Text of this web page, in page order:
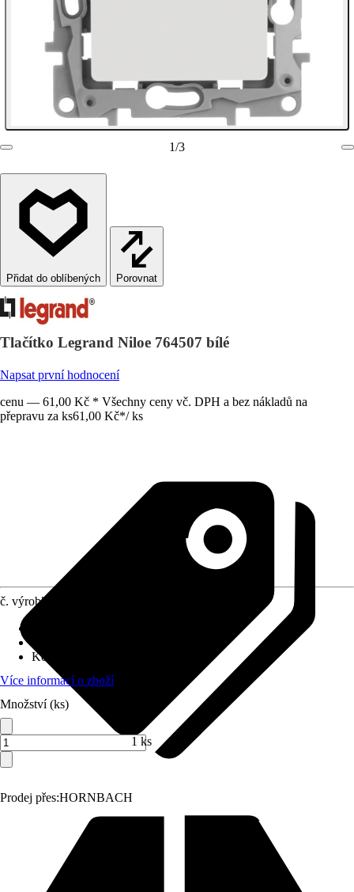
1/3
Porovnat
Tlačítko Legrand Niloe 764507 bílé
Napsat první hodnocení
cenu — 61,00 Kč * Všechny ceny vč. DPH a bez nákladů na
přepravu za ks61,00 Kč*/ ks
Prodej přes:HORNBACH
č. výrobku
Kód výrobku
Více informací o zboží
Množství (ks)
1 ks